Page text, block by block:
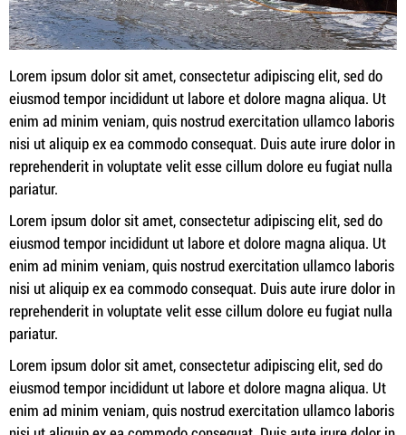
Lorem ipsum dolor sit amet, consectetur adipiscing elit, sed do
eiusmod tempor incididunt ut labore et dolore magna aliqua. Ut
enim ad minim veniam, quis nostrud exercitation ullamco laboris
nisi ut aliquip ex ea commodo consequat. Duis aute irure dolor in
reprehenderit in voluptate velit esse cillum dolore eu fugiat nulla
pariatur.
Lorem ipsum dolor sit amet, consectetur adipiscing elit, sed do
eiusmod tempor incididunt ut labore et dolore magna aliqua. Ut
enim ad minim veniam, quis nostrud exercitation ullamco laboris
nisi ut aliquip ex ea commodo consequat. Duis aute irure dolor in
reprehenderit in voluptate velit esse cillum dolore eu fugiat nulla
pariatur.
Lorem ipsum dolor sit amet, consectetur adipiscing elit, sed do
eiusmod tempor incididunt ut labore et dolore magna aliqua. Ut
enim ad minim veniam, quis nostrud exercitation ullamco laboris